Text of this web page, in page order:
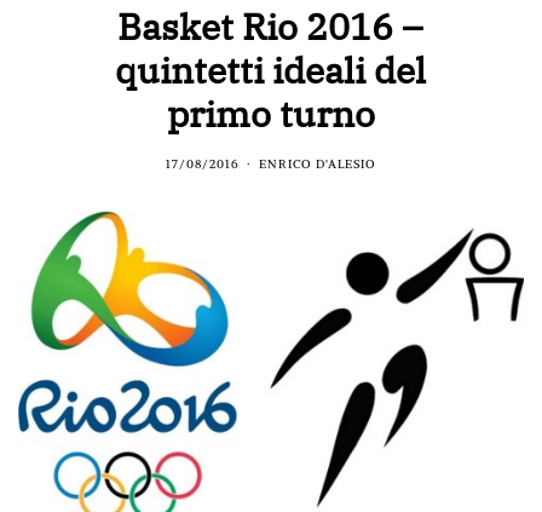
Basket Rio 2016 –
quintetti ideali del
primo turno
17/08/2016 ENRICO D'ALESIO